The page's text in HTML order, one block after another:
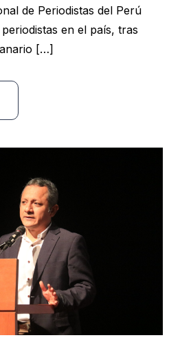
de Periodistas del Perú
en el país, tras
[…]